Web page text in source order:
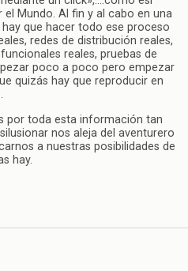
el Mundo. Al fin y al cabo en una
que hacer todo ese proceso
redes de distribución reales,
reales, pruebas de
poco a poco pero empezar
quizás hay que reproducir en
por toda esta información tan
nos aleja del aventurero
a nuestras posibilidades de
hay.